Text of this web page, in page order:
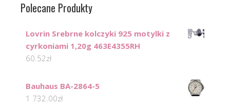
Polecane Produkty
Lovrin Srebrne kolczyki 925 motylki z
cyrkoniami 1,20g 463E4355RH
60.52zł
Bauhaus BA-2864-5
1 732.00zł